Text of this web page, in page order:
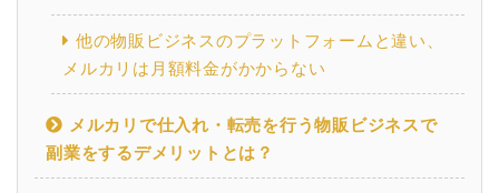
他の物販ビジネスのプラットフォームと違い、
メルカリは月額料金がかからない
メルカリで仕入れ・転売を行う物販ビジネスで
副業をするデメリットとは？